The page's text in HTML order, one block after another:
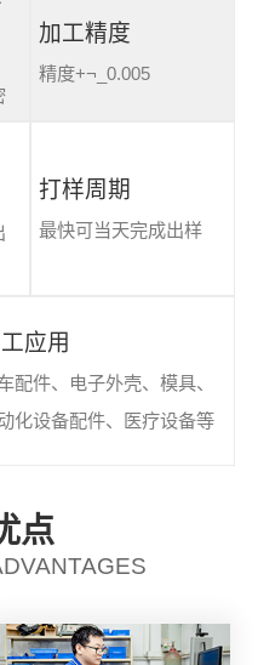
加工精度
精度+¬_0.005
打样周期
最快可当天完成出样
应用
配件、电子外壳、模具、
化设备配件、医疗设备等
点